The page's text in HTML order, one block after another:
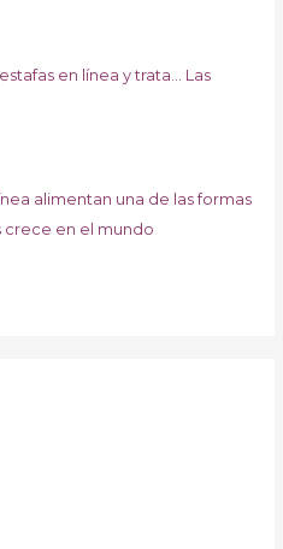
en línea y trata… Las
alimentan una de las formas
crece en el mundo